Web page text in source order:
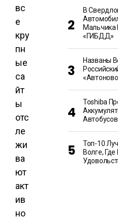
вс
е
кру
пн
ые
са
йт
ы
отс
ле
жи
ва
ют
акт
ив
но
В
Мальчика
«ГИБДД»
Названы
Toshiba
Топ-10
Волге,